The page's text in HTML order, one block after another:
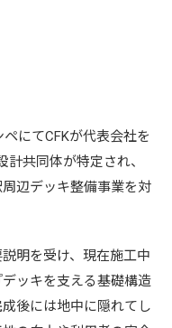
にてCFKが代表会社を
共同体が特定され、
辺デッキ整備事業を対
明を受け、現在施工中
ッキを支える基礎構造
後には地中に隠れてし